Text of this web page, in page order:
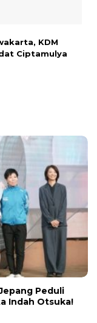
KDM
Ciptamulya
Peduli
Indah Otsuka!